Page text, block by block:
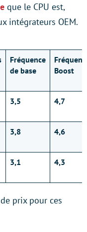
que le CPU est,
intégrateurs OEM.
Fréquence
de base
Boost
3,5 4,7
3,8 4,6
3,1 4,3
prix pour ces